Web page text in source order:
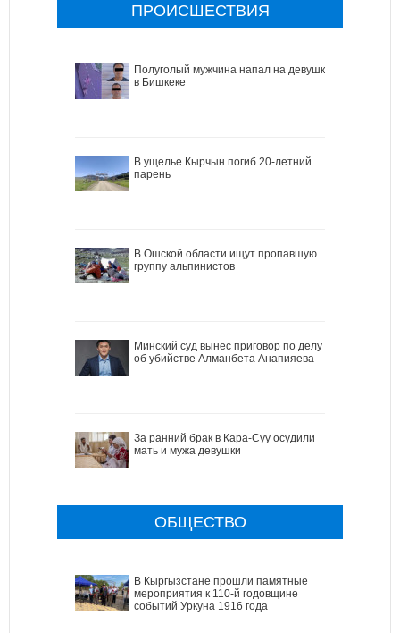
ПРОИСШЕСТВИЯ
Полуголый мужчина напал на девушку
в Бишкеке
В ущелье Кырчын погиб 20-летний
парень
В Ошской области ищут пропавшую
группу альпинистов
Минский суд вынес приговор по делу
об убийстве Алманбета Анапияева
За ранний брак в Кара-Суу осудили
мать и мужа девушки
ОБЩЕСТВО
В Кыргызстане прошли памятные
мероприятия к 110-й годовщине
событий Уркуна 1916 года